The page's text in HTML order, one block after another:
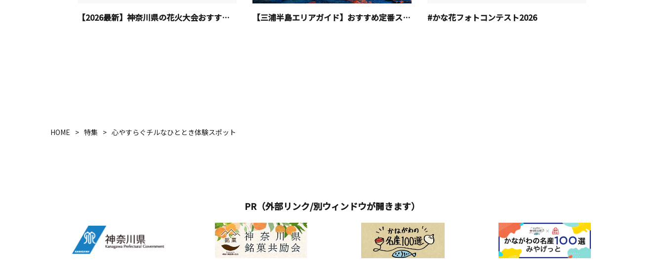
【2026最新】神奈川県の花火大会おすすめ9選！開催日程 【三浦半島エリアガイド】おすすめ定番スポット・グルメ・お土産特集 #かな花フォトコンテスト2026
HOME 特集 心やすらぐチルなひととき体験スポット
PR（外部リンク/別ウィンドウが開きます）